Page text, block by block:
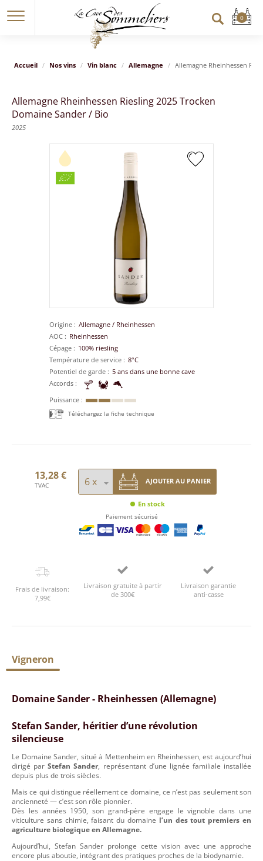
Accueil Nos vins Vin blanc Allemagne Allemagne Rheinhessen
Allemagne Rheinhessen Riesling 2025 Trocken
Domaine Sander / Bio
2025
Origine Allemagne / Rheinhessen
AOC
Rheinhessen
Cépage
100% riesling
Température de service
8°C
Potentiel de garde
5 ans dans une bonne cave
Accords
Puissance
Téléchargez la fiche technique
13,28 €
TVAC
AJOUTER AU PANIER
En stock
Paiement sécurisé
Frais de livraison:
7,99€
Livraison gratuite à partir
de 300€
Livraison garantie
anti-casse
Vigneron
Domaine Sander - Rheinhessen (Allemagne)
Stefan Sander, héritier d’une révolution
silencieuse
Le Domaine Sander, situé à Mettenheim en Rheinhessen, est aujourd’hui
dirigé parStefan Sander, représentant d’une lignée familiale installée
depuis plus de trois siècles.
Mais ce qui distingue réellement ce domaine, ce n’est pas seulement son
ancienneté — c’est son rôle pionnier.
Dès les années 1950, son grand-père engage le vignoble dans une
viticulture sans chimie, faisant du domaine l’un des tout premiers en
agriculture biologique en Allemagne.
Aujourd’hui, Stefan Sander prolonge cette vision avec une approche
encore plus aboutie, intégrant des pratiques proches de la biodynamie.